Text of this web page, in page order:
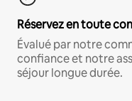
Réservez en toute
Évalué par notre
confiance et notre
séjour longue durée.